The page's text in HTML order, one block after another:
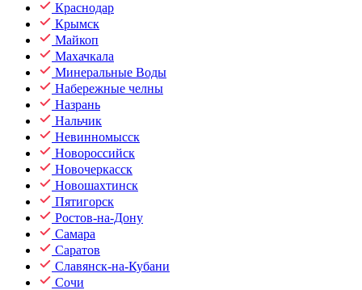
Краснодар
Крымск
Майкоп
Махачкала
Минеральные Воды
Набережные челны
Назрань
Нальчик
Невинномысск
Новороссийск
Новочеркасск
Новошахтинск
Пятигорск
Ростов-на-Дону
Самара
Саратов
Славянск-на-Кубани
Сочи